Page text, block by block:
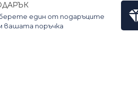
един от подаръците
вашата поръчка